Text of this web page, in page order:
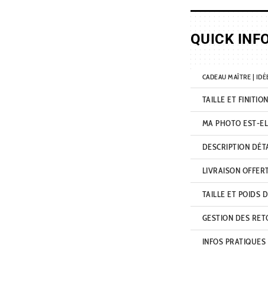
QUICK
CADEAU MAÎTRE |
TAILLE ET
MA PHOTO EST-
DESCRIPTION
LIVRAISON
TAILLE ET POIDS
GESTION DES
INFOS